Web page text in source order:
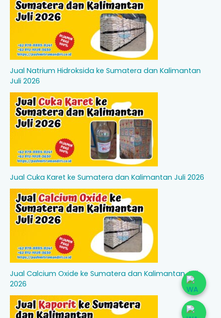
Jual Natrium Hidroksida ke Sumatera dan Kalimantan
Juli 2026
Jual Cuka Karet ke Sumatera dan Kalimantan Juli 2026
Jual Calcium Oxide ke Sumatera dan Kalimantan Juli
2026